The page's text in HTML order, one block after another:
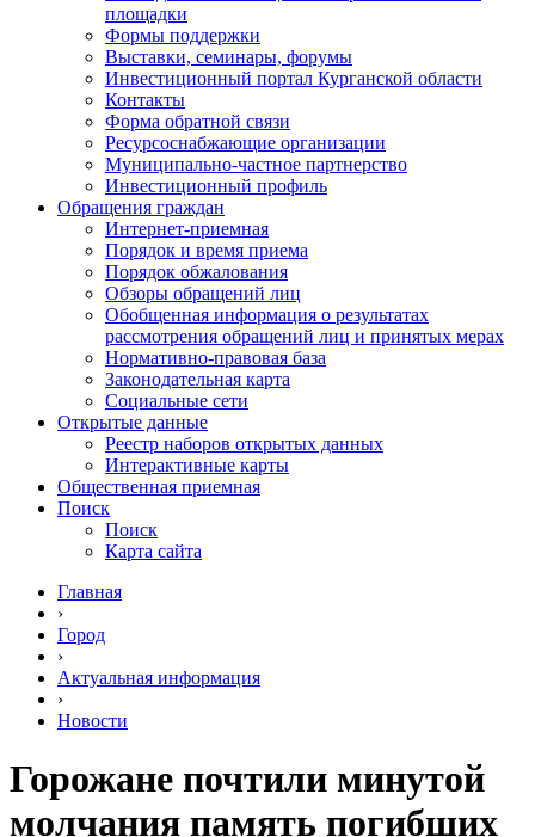
площадки
Формы поддержки
Выставки, семинары, форумы
Инвестиционный портал Курганской области
Контакты
Форма обратной связи
Ресурсоснабжающие организации
Муниципально-частное партнерство
Инвестиционный профиль
Обращения граждан
Интернет-приемная
Порядок и время приема
Порядок обжалования
Обзоры обращений лиц
Обобщенная информация о результатах
рассмотрения обращений лиц и принятых мерах
Нормативно-правовая база
Законодательная карта
Социальные сети
Открытые данные
Реестр наборов открытых данных
Интерактивные карты
Общественная приемная
Поиск
Поиск
Карта сайта
Главная
›
Город
›
Актуальная информация
›
Новости
Горожане почтили минутой
молчания память погибших